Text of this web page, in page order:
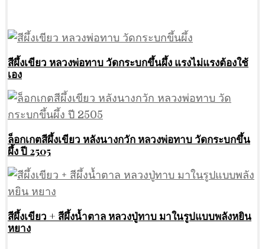
สีผึ้งเขียว หลวงพ่อทาบ วัดกระบกขึ้นผึ้ง แรงไม่แรงต้องใช้
เอง
ล็อกเกตสีผึ้งเขียว หลังนางกวัก หลวงพ่อทาบ วัดกระบกขึ้น
ผึ้ง ปี 2505
สีผึ้งเขียว + สีผึ้งน้ำตาล หลวงปู่ทาบ มาในรูปแบบพลังหยิน
หยาง